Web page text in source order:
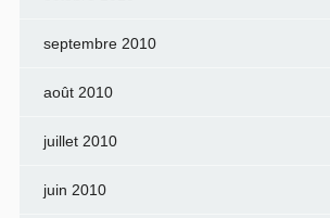
septembre 2010
août 2010
juillet 2010
juin 2010